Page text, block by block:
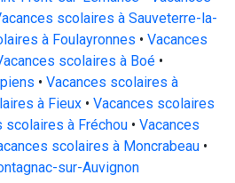
scolaires à Sauveterre-la-
à Foulayronnes • Vacances
scolaires à Boé •
• Vacances scolaires à
à Fieux • Vacances scolaires
scolaires à Fréchou • Vacances
scolaires à Moncrabeau •
sur-Auvignon